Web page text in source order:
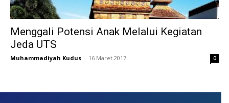
Menggali Potensi Anak Melalui Kegiatan
Jeda UTS
Muhammadiyah Kudus - 16 Maret 2017 0